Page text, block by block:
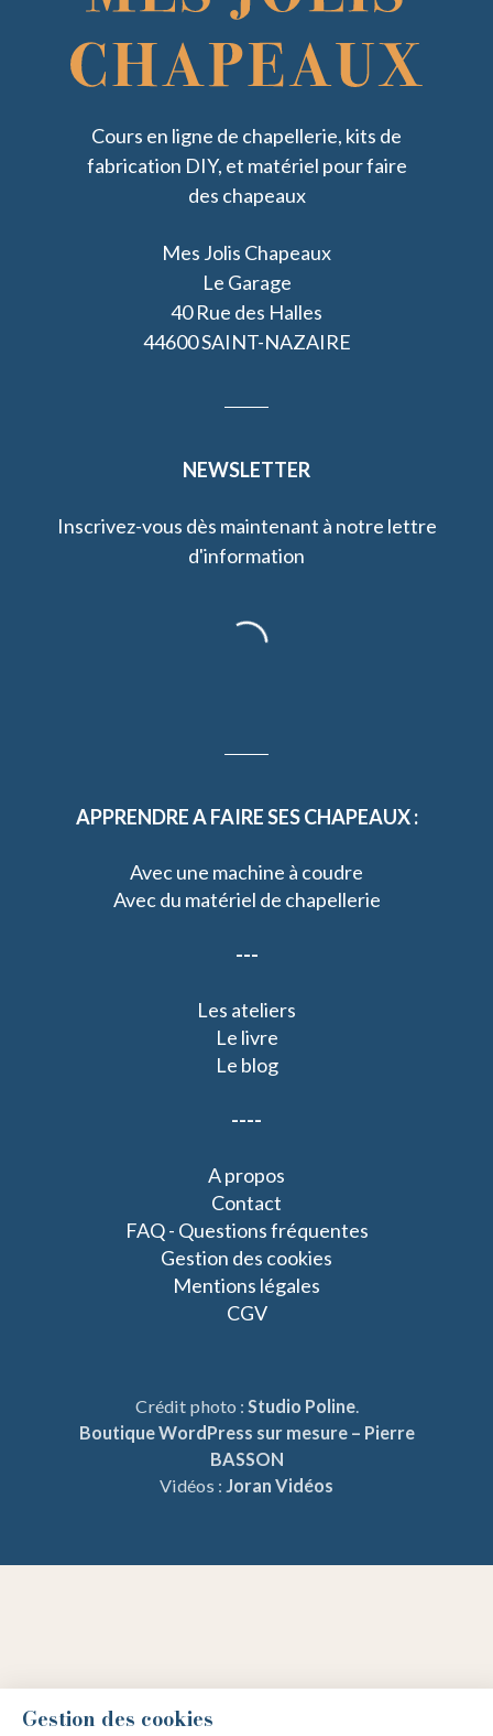
Cours en ligne de chapellerie, kits de
fabrication DIY, et matériel pour faire
des chapeaux
Mes Jolis Chapeaux
Le Garage
40 Rue des Halles
44600 SAINT-NAZAIRE
NEWSLETTER
Inscrivez-vous dès maintenant à notre lettre
d'information
APPRENDRE A FAIRE SES CHAPEAUX :
Avec une machine à coudre
Avec du matériel de chapellerie
---
Les ateliers
Le livre
Le blog
----
A propos
Contact
FAQ - Questions fréquentes
Gestion des cookies
Mentions légales
CGV
Crédit photo : Studio Poline.
Boutique WordPress sur mesure – Pierre
BASSON
Vidéos : Joran Vidéos
Gestion des cookies